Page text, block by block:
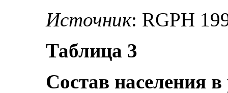
Источник: RGPH
Таблица 3
Состав населения